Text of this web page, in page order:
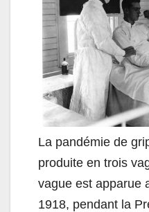
La pandémie de
produite en trois
vague est apparue
1918, pendant la